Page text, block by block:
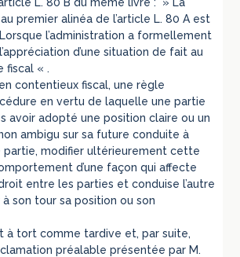
premier alinéa de l’article L. 80 A est
l’administration a formellement
d’une situation de fait au
fiscal « .
en contentieux fiscal, une règle
en vertu de laquelle une partie
avoir adopté une position claire ou un
ambigu sur sa future conduite à
partie, modifier ultérieurement cette
d’une façon qui affecte
entre les parties et conduise l’autre
son tour sa position ou son
à tort comme tardive et, par suite,
préalable présentée par M.